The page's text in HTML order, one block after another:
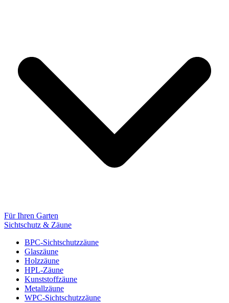
Für Ihren Garten
Sichtschutz & Zäune
BPC-Sichtschutzzäune
Glaszäune
Holzzäune
HPL-Zäune
Kunststoffzäune
Metallzäune
WPC-Sichtschutzzäune